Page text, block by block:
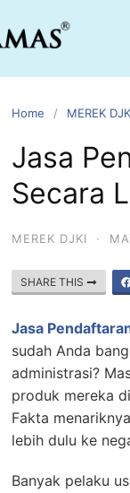
Home MEREK
Jasa
Secara
MEREK DJKI ·
SHARE THIS
Jasa
sudah Anda
administrasi?
produk mereka
Fakta
lebih dulu ke
Banyak pelaku